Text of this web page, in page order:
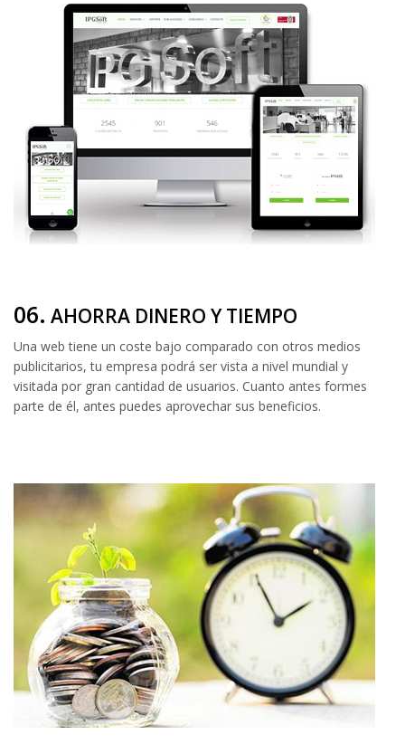
06. AHORRA DINERO Y TIEMPO
Una web tiene un coste bajo comparado con otros medios
publicitarios, tu empresa podrá ser vista a nivel mundial y
visitada por gran cantidad de usuarios. Cuanto antes formes
parte de él, antes puedes aprovechar sus beneficios.